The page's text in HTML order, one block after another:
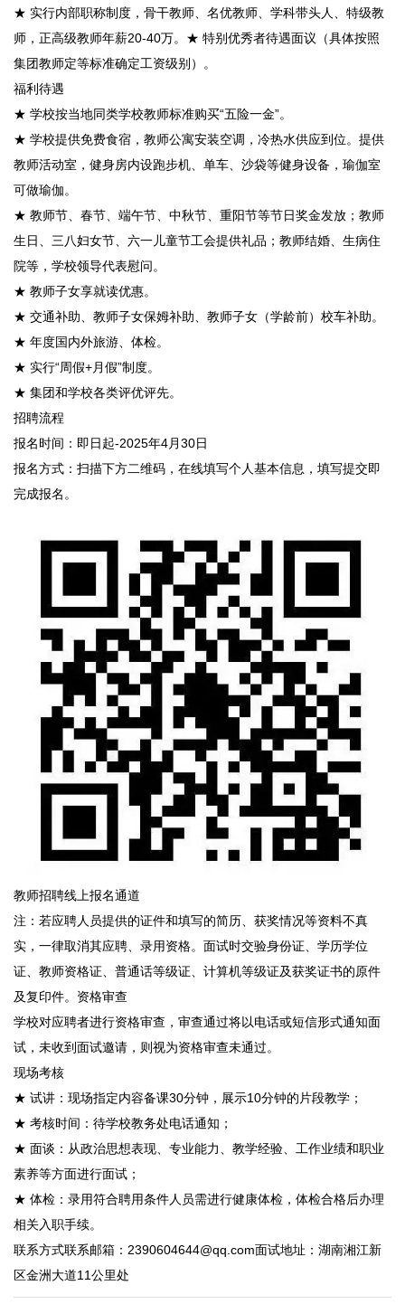
★ 实行内部职称制度，骨干教师、名优教师、学科带头人、特级教
师，正高级教师年薪20-40万。★ 特别优秀者待遇面议（具体按照
集团教师定等标准确定工资级别）。
福利待遇
★ 学校按当地同类学校教师标准购买“五险一金”。
★ 学校提供免费食宿，教师公寓安装空调，冷热水供应到位。提供
教师活动室，健身房内设跑步机、单车、沙袋等健身设备，瑜伽室
可做瑜伽。
★ 教师节、春节、端午节、中秋节、重阳节等节日奖金发放；教师
生日、三八妇女节、六一儿童节工会提供礼品；教师结婚、生病住
院等，学校领导代表慰问。
★ 教师子女享就读优惠。
★ 交通补助、教师子女保姆补助、教师子女（学龄前）校车补助。
★ 年度国内外旅游、体检。
★ 实行“周假+月假”制度。
★ 集团和学校各类评优评先。
招聘流程
报名时间：即日起-2025年4月30日
报名方式：扫描下方二维码，在线填写个人基本信息，填写提交即
完成报名。
教师招聘线上报名通道
注：若应聘人员提供的证件和填写的简历、获奖情况等资料不真
实，一律取消其应聘、录用资格。面试时交验身份证、学历学位
证、教师资格证、普通话等级证、计算机等级证及获奖证书的原件
及复印件。资格审查
学校对应聘者进行资格审查，审查通过将以电话或短信形式通知面
试，未收到面试邀请，则视为资格审查未通过。
现场考核
★ 试讲：现场指定内容备课30分钟，展示10分钟的片段教学；
★ 考核时间：待学校教务处电话通知；
★ 面谈：从政治思想表现、专业能力、教学经验、工作业绩和职业
素养等方面进行面试；
★ 体检：录用符合聘用条件人员需进行健康体检，体检合格后办理
相关入职手续。
联系方式联系邮箱：2390604644@qq.com面试地址：湖南湘江新
区金洲大道11公里处